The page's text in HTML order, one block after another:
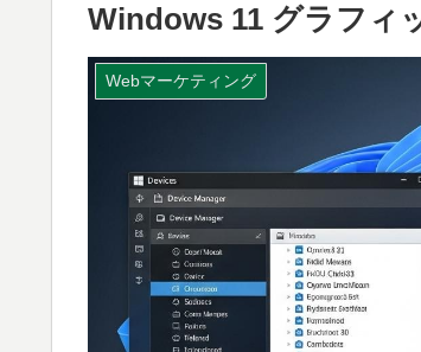
Windows 11 グラフィ
Webマーケティング